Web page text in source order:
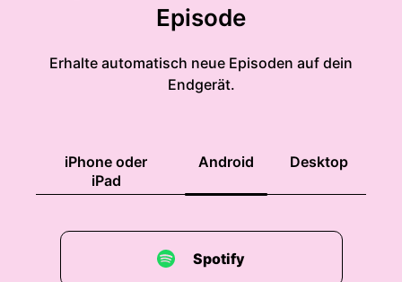
Episode
Erhalte automatisch neue Episoden auf dein
Endgerät.
iPhone oder
iPad
Android Desktop
Spotify